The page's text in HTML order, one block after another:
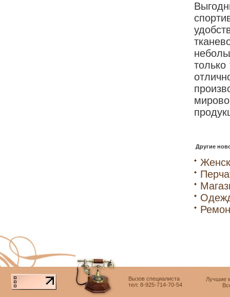
Другие
Вызов специалиста
тел: 8-925-714-70-54
Лучшие